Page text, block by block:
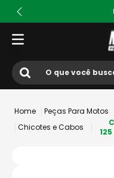
O que você busca?
Peças Para Motos
Chicotes e Cabos